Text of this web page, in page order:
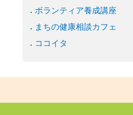
ボランティア養成講座
まちの健康相談カフェ
ココイタ